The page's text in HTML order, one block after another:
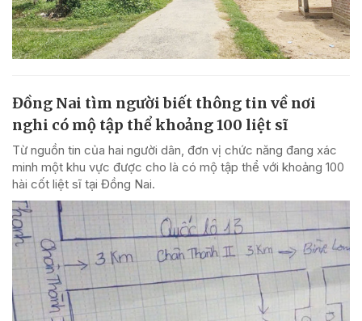
Đồng Nai tìm người biết thông tin về nơi
nghi có mộ tập thể khoảng 100 liệt sĩ
Từ nguồn tin của hai người dân, đơn vị chức năng đang xác
minh một khu vực được cho là có mộ tập thể với khoảng 100
hài cốt liệt sĩ tại Đồng Nai.